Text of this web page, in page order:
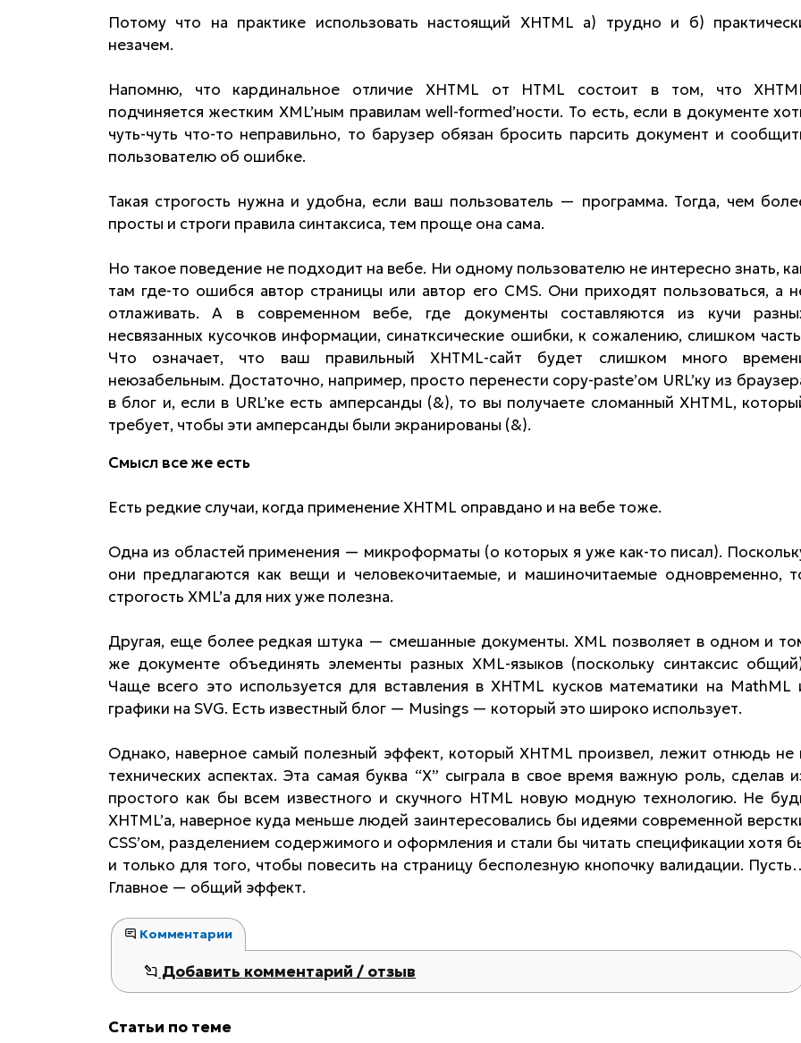
Потому что на практике использовать настоящий XHTML а) трудно и б)
незачем.
Напомню, что кардинальное отличие XHTML от HTML состоит в том, что
подчиняется жестким XML’ным правилам well-formed’ности. То есть, если в документе
чуть-чуть что-то неправильно, то барузер обязан бросить парсить документ и
пользователю об ошибке.
Такая строгость нужна и удобна, если ваш пользователь — программа. Тогда, чем
просты и строги правила синтаксиса, тем проще она сама.
Но такое поведение не подходит на вебе. Ни одному пользователю не интересно знать,
там где-то ошибся автор страницы или автор его CMS. Они приходят пользоваться, а
отлаживать. А в современном вебе, где документы составляются из кучи
несвязанных кусочков информации, синатксические ошибки, к сожалению, слишком
Что означает, что ваш правильный XHTML-сайт будет слишком много
неюзабельным. Достаточно, например, просто перенести copy-paste’ом URL’ку из
в блог и, если в URL’ке есть амперсанды (&), то вы получаете сломанный XHTML,
требует, чтобы эти амперсанды были экранированы (&).
Смысл все же есть
Есть редкие случаи, когда применение XHTML оправдано и на вебе тоже.
Одна из областей применения — микроформаты (о которых я уже как-то писал).
они предлагаются как вещи и человекочитаемые, и машиночитаемые одновременно,
строгость XML’а для них уже полезна.
Другая, еще более редкая штука — смешанные документы. XML позволяет в одном и
же документе объединять элементы разных XML-языков (поскольку синтаксис
Чаще всего это используется для вставления в XHTML кусков математики на MathML
графики на SVG. Есть известный блог — Musings — который это широко использует.
Однако, наверное самый полезный эффект, который XHTML произвел, лежит отнюдь не
технических аспектах. Эта самая буква “X” сыграла в свое время важную роль, сделав
простого как бы всем известного и скучного HTML новую модную технологию. Не
XHTML’а, наверное куда меньше людей заинтересовались бы идеями современной
CSS’ом, разделением содержимого и оформления и стали бы читать спецификации хотя
и только для того, чтобы повесить на страницу бесполезную кнопочку валидации.
Главное — общий эффект.
Комментарии
Добавить комментарий / отзыв
Статьи по теме